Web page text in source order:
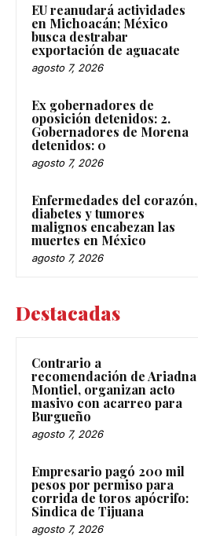
EU reanudará actividades
en Michoacán; México
busca destrabar
exportación de aguacate
agosto 7, 2026
Ex gobernadores de
oposición detenidos: 2.
Gobernadores de Morena
detenidos: 0
agosto 7, 2026
Enfermedades del corazón,
diabetes y tumores
malignos encabezan las
muertes en México
agosto 7, 2026
Destacadas
Contrario a
recomendación de Ariadna
Montiel, organizan acto
masivo con acarreo para
Burgueño
agosto 7, 2026
Empresario pagó 200 mil
pesos por permiso para
corrida de toros apócrifo:
Sindica de Tijuana
agosto 7, 2026